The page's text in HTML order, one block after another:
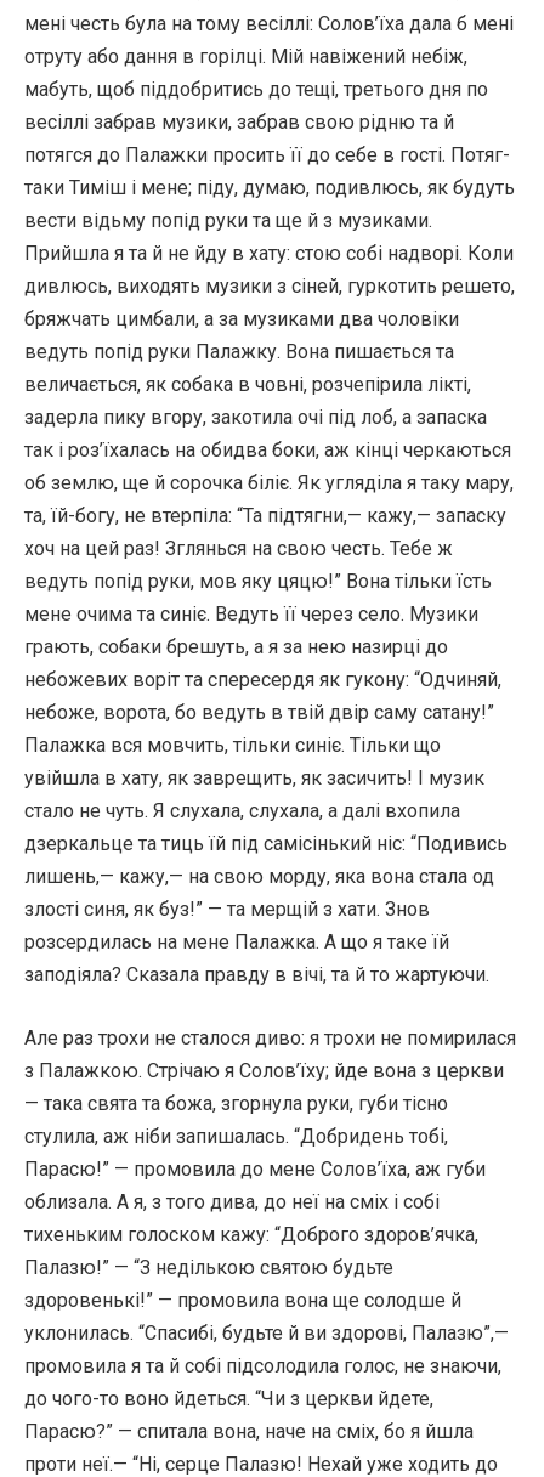
мені честь була на тому весіллі: Солов’їха дала б мені
отруту або дання в горілці. Мій навіжений небіж,
мабуть, щоб піддобритись до тещі, третього дня по
весіллі забрав музики, забрав свою рідню та й
потягся до Палажки просить її до себе в гості. Потяг-
таки Тиміш і мене; піду, думаю, подивлюсь, як будуть
вести відьму попід руки та ще й з музиками.
Прийшла я та й не йду в хату: стою собі надворі. Коли
дивлюсь, виходять музики з сіней, гуркотить решето,
бряжчать цимбали, а за музиками два чоловіки
ведуть попід руки Палажку. Вона пишається та
величається, як собака в човні, розчепірила лікті,
задерла пику вгору, закотила очі під лоб, а запаска
так і роз’їхалась на обидва боки, аж кінці черкаються
об землю, ще й сорочка біліє. Як угляділа я таку мару,
та, їй-богу, не втерпіла: “Та підтягни,— кажу,— запаску
хоч на цей раз! Зглянься на свою честь. Тебе ж
ведуть попід руки, мов яку цяцю!” Вона тільки їсть
мене очима та синіє. Ведуть її через село. Музики
грають, собаки брешуть, а я за нею назирці до
небожевих воріт та спересердя як гукону: “Одчиняй,
небоже, ворота, бо ведуть в твій двір саму сатану!”
Палажка вся мовчить, тільки синіє. Тільки що
увійшла в хату, як заврещить, як засичить! І музик
стало не чуть. Я слухала, слухала, а далі вхопила
дзеркальце та тиць їй під самісінький ніс: “Подивись
лишень,— кажу,— на свою морду, яка вона стала од
злості синя, як буз!” — та мерщій з хати. Знов
розсердилась на мене Палажка. А що я таке їй
заподіяла? Сказала правду в вічі, та й то жартуючи.
Але раз трохи не сталося диво: я трохи не помирилася
з Палажкою. Стрічаю я Солов’їху; йде вона з церкви
— така свята та божа, згорнула руки, губи тісно
стулила, аж ніби запишалась. “Добридень тобі,
Парасю!” — промовила до мене Солов’їха, аж губи
облизала. А я, з того дива, до неї на сміх і собі
тихеньким голоском кажу: “Доброго здоров’ячка,
Палазю!” — “З недількою святою будьте
здоровенькі!” — промовила вона ще солодше й
уклонилась. “Спасибі, будьте й ви здорові, Палазю”,—
промовила я та й собі підсолодила голос, не знаючи,
до чого-то воно йдеться. “Чи з церкви йдете,
Парасю?” — спитала вона, наче на сміх, бо я йшла
проти неї.— “Ні, серце Палазю! Нехай уже ходить до